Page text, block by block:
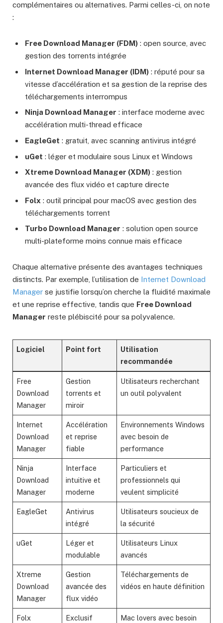
complémentaires ou alternatives. Parmi celles-ci, on note
:
Free Download Manager (FDM) : open source, avec
gestion des torrents intégrée
Internet Download Manager (IDM) : réputé pour sa
vitesse d’accélération et sa gestion de la reprise des
téléchargements interrompus
Ninja Download Manager : interface moderne avec
accélération multi-thread efficace
EagleGet : gratuit, avec scanning antivirus intégré
uGet : léger et modulaire sous Linux et Windows
Xtreme Download Manager (XDM) : gestion
avancée des flux vidéo et capture directe
Folx : outil principal pour macOS avec gestion des
téléchargements torrent
Turbo Download Manager : solution open source
multi-plateforme moins connue mais efficace
Chaque alternative présente des avantages techniques
distincts. Par exemple, l’utilisation de Internet Download
Manager se justifie lorsqu’on cherche la fluidité maximale
et une reprise effective, tandis que Free Download
Manager reste plébiscité pour sa polyvalence.
Logiciel Point fort
Utilisation
recommandée
Free
Download
Manager
Gestion
torrents et
miroir
Utilisateurs recherchant
un outil polyvalent
Internet
Download
Manager
Accélération
et reprise
fiable
Environnements Windows
avec besoin de
performance
Ninja
Download
Manager
Interface
intuitive et
moderne
Particuliers et
professionnels qui
veulent simplicité
EagleGet
Antivirus
intégré
Utilisateurs soucieux de
la sécurité
uGet
Léger et
modulable
Utilisateurs Linux
avancés
Xtreme
Download
Manager
Gestion
avancée des
flux vidéo
Téléchargements de
vidéos en haute définition
Folx
Exclusif
Mac lovers avec besoin